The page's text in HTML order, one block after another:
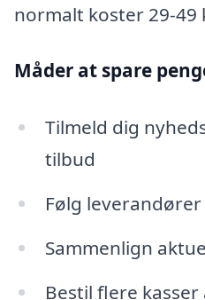
normalt koster 29-49
Måder at spare
Tilmeld dig
tilbud
Følg
Sammenlign
Bestil flere